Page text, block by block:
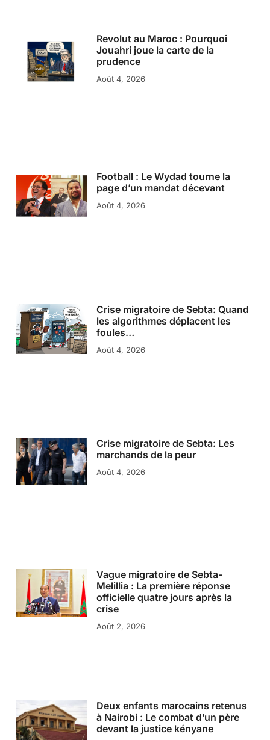
Revolut au Maroc : Pourquoi
Jouahri joue la carte de la
prudence
Août 4, 2026
Football : Le Wydad tourne la
page d’un mandat décevant
Août 4, 2026
Crise migratoire de Sebta: Quand
les algorithmes déplacent les
foules…
Août 4, 2026
Crise migratoire de Sebta: Les
marchands de la peur
Août 4, 2026
Vague migratoire de Sebta-
Melillia : La première réponse
officielle quatre jours après la
crise
Août 2, 2026
Deux enfants marocains retenus
à Nairobi : Le combat d’un père
devant la justice kényane